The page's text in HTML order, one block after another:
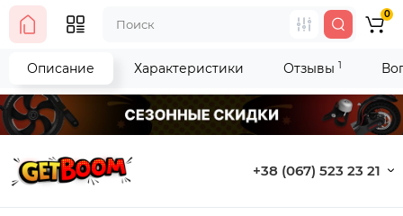
+38 (067) 523 23 21
0
Описание Характеристики Отзывы 1